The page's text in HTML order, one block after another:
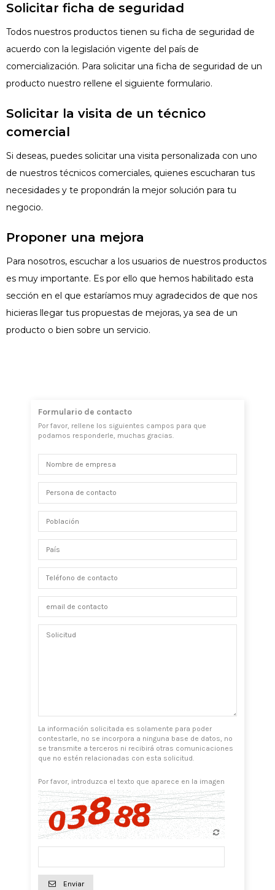
Solicitar ficha de seguridad
Todos nuestros productos tienen su ficha de seguridad de
acuerdo con la legislación vigente del país de
comercialización. Para solicitar una ficha de seguridad de un
producto nuestro rellene el siguiente formulario.
Solicitar la visita de un técnico
comercial
Si deseas, puedes solicitar una visita personalizada con uno
de nuestros técnicos comerciales, quienes escucharan tus
necesidades y te propondrán la mejor solución para tu
negocio.
Proponer una mejora
Para nosotros, escuchar a los usuarios de nuestros productos
es muy importante. Es por ello que hemos habilitado esta
sección en el que estaríamos muy agradecidos de que nos
hicieras llegar tus propuestas de mejoras, ya sea de un
producto o bien sobre un servicio.
Formulario de contacto
Por favor, rellene los siguientes campos para que
podamos responderle, muchas gracias.
La información solicitada es solamente para poder
contestarle, no se incorpora a ninguna base de datos, no
se transmite a terceros ni recibirá otras comunicaciones
que no estén relacionadas con esta solicitud.
Por favor, introduzca el texto que aparece en la imagen
Enviar